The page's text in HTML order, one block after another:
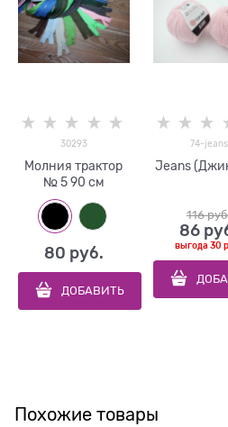
30293
Молния трактор
№ 5 90 см
80 руб.
ДОБАВИТЬ
74-jeans
Jeans
116
86
выгода30
Похожие товары